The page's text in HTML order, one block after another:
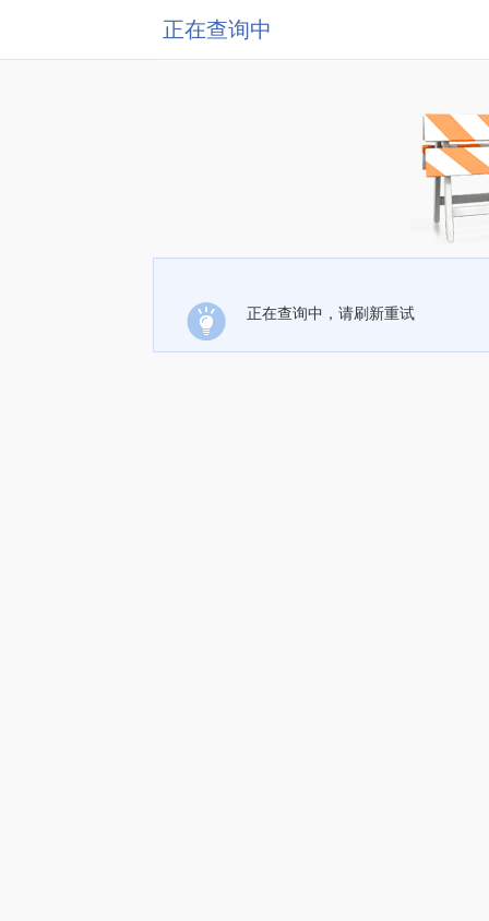
正在查询中
正在查询中，请刷新重试